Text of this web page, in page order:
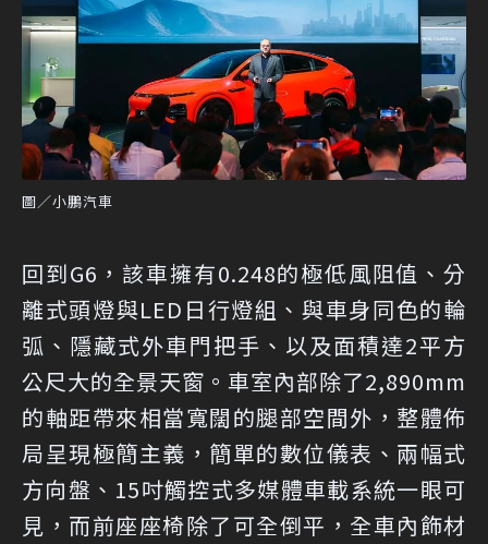
圖／小鵬汽車
回到G6，該車擁有0.248的極低風阻值、分
離式頭燈與LED日行燈組、與車身同色的輪
弧、隱藏式外車門把手、以及面積達2平方
公尺大的全景天窗。車室內部除了2,890mm
的軸距帶來相當寬闊的腿部空間外，整體佈
局呈現極簡主義，簡單的數位儀表、兩幅式
方向盤、15吋觸控式多媒體車載系統一眼可
見，而前座座椅除了可全倒平，全車內飾材